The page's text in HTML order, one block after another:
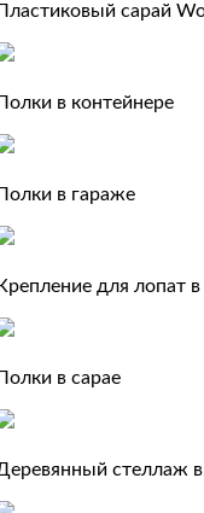
Пластиковый сарай
Полки в контейнере
Полки в гараже
Крепление для лопат в
Полки в сарае
стеллаж